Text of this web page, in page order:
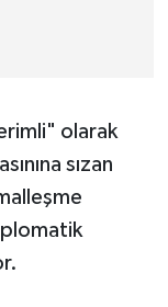
olarak
sızan